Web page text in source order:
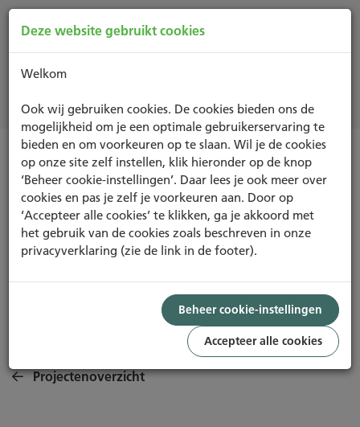
Projecten
Foto: Karres en Brands landschapsarchitectuur
GEBIED
PROJECT
Projectenoverzicht
Deze website gebruikt cookies
Welkom
Ook wij gebruiken cookies. De cookies bieden ons de
mogelijkheid om je een optimale gebruikerservaring te
bieden en om voorkeuren op te slaan. Wil je de cookies
op onze site zelf instellen, klik hieronder op de knop
‘Beheer cookie-instellingen’. Daar lees je ook meer over
cookies en pas je zelf je voorkeuren aan. Door op
‘Accepteer alle cookies’ te klikken, ga je akkoord met
het gebruik van de cookies zoals beschreven in onze
privacyverklaring (zie de link in de footer).
Beheer cookie-instellingen
Accepteer alle cookies